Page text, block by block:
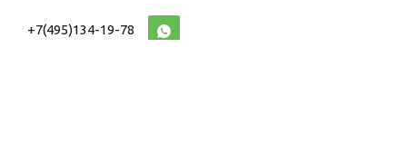
+7(495)134-19-78